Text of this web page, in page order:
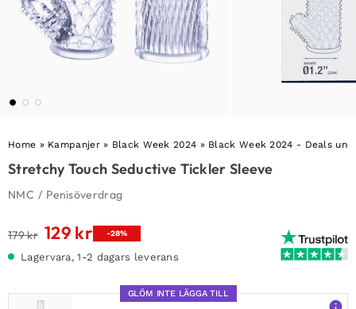
Home » Kampanjer» Black Week 2024 » Black Week 2024 - Deals
Stretchy Touch Seductive Tickler Sleeve
NMC / Penisöverdrag
179kr Det
priset
129 krDet
priset
129 kr.
-28%
Lagervara, 1-2 dagars leverans
GLÖM INTE LÄGGA TILL